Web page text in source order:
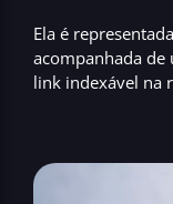
Ela é
acompanhada
link indexável na